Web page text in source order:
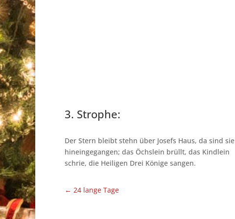
3. Strophe:
Der Stern bleibt stehn über Josefs Haus, da sind sie
hineingegangen; das Öchslein brüllt, das Kindlein
schrie, die Heiligen Drei Könige sangen.
← 24 lange Tage